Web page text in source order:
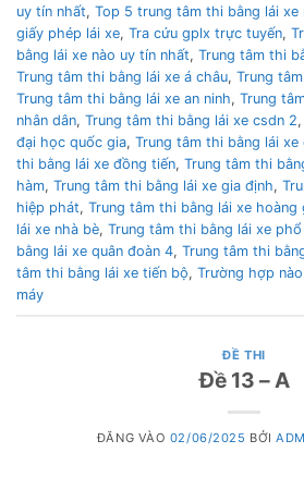
uy tín nhất, Top 5 trung tâm thi bằng lái xe
giấy phép lái xe, Tra cứu gplx trực tuyến,
bằng lái xe nào uy tín nhất, Trung tâm thi
Trung tâm thi bằng lái xe á châu, Trung
Trung tâm thi bằng lái xe an ninh, Trung
nhân dân, Trung tâm thi bằng lái xe csdn 2,
đại học quốc gia, Trung tâm thi bằng lái xe
thi bằng lái xe đồng tiến, Trung tâm thi
hàm, Trung tâm thi bằng lái xe gia định,
hiệp phát, Trung tâm thi bằng lái xe hoàng
lái xe nhà bè, Trung tâm thi bằng lái xe phổ
bằng lái xe quân đoàn 4, Trung tâm thi
tâm thi bằng lái xe tiến bộ, Trường hợp
máy
ĐỀ THI
Đề 13 – A
ĐĂNG VÀO 02/06/2025 BỞI